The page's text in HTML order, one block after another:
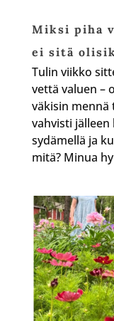
Miksi piha
ei sitä
Tulin viikko
vettä valuen –
väkisin mennä
vahvisti
sydämellä ja
mitä? Minua